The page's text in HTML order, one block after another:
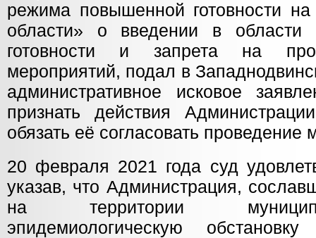
режима повышенной готовности на
области» о введении в
готовности и запрета на
мероприятий, подал в
административное исковое
признать действия
обязать её согласовать проведение
20 февраля 2021 года суд
указав, что Администрация,
на территории
эпидемиологическую